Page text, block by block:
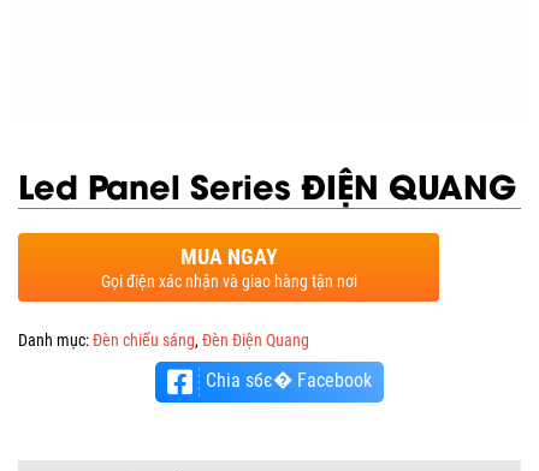
Led Panel Series ĐIỆN QUANG
MUA NGAY
Gọi điện xác nhận và giao hàng tận nơi
Danh mục:Đèn chiếu sáng, Đèn Điện Quang
Chia sбє� Facebook